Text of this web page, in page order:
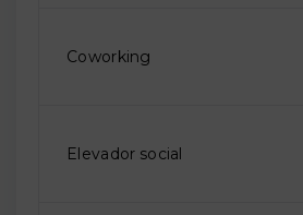
Coworking
Elevador social